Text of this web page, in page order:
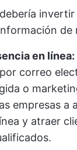
de
en línea:
correo
o
empresas a
y atraer